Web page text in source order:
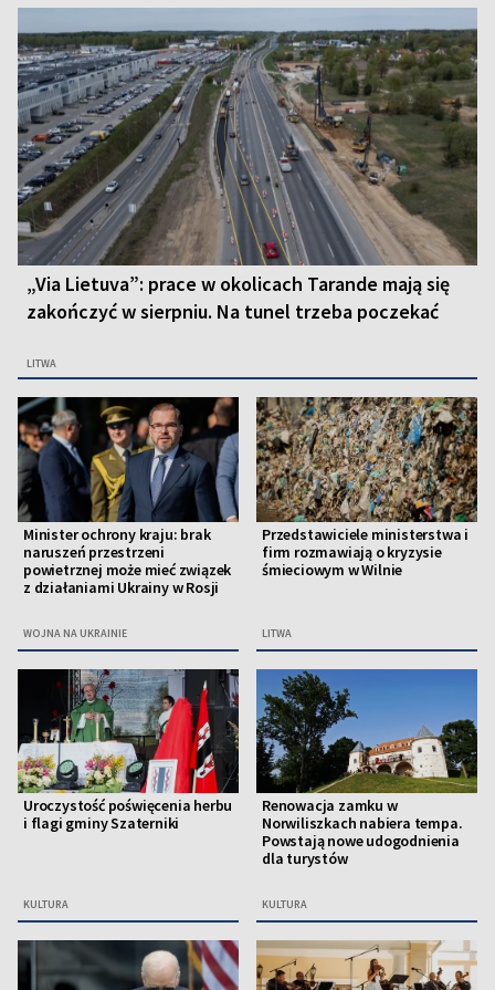
„Via Lietuva”: prace w okolicach Tarande mają się
zakończyć w sierpniu. Na tunel trzeba poczekać
LITWA
Minister ochrony kraju: brak
naruszeń przestrzeni
powietrznej może mieć związek
z działaniami Ukrainy w Rosji
WOJNA NA UKRAINIE
Przedstawiciele ministerstwa i
firm rozmawiają o kryzysie
śmieciowym w Wilnie
LITWA
Uroczystość poświęcenia herbu
i flagi gminy Szaterniki
KULTURA
Renowacja zamku w
Norwiliszkach nabiera tempa.
Powstają nowe udogodnienia
dla turystów
KULTURA